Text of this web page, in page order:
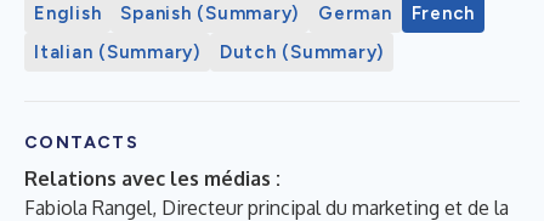
English Spanish (Summary) German
French
Italian (Summary)
Dutch (Summary)
CONTACTS
Relations avec les médias :
Fabiola Rangel, Directeur principal du marketing et de la